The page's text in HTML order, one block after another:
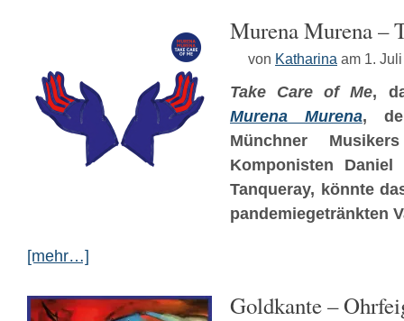
Murena Murena –
von Katharina am 1.
Take Care of Me,
Murena Murena,
Münchner
Komponisten
Tanqueray, könnte
pandemiegetränkten
[mehr…]
Goldkante –